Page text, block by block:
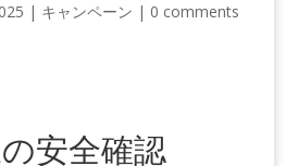
| キャンペーン | 0 comments
安全確認